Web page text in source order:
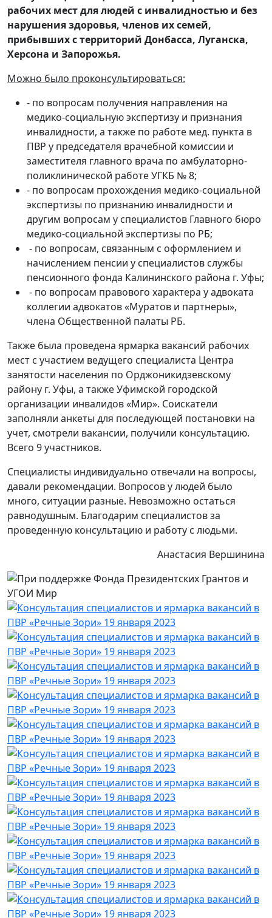
рабочих мест для людей с инвалидностью и без
нарушения здоровья, членов их семей,
прибывших с территорий Донбасса, Луганска,
Херсона и Запорожья.
Можно было проконсультироваться:
- по вопросам получения направления на
медико-социальную экспертизу и признания
инвалидности, а также по работе мед. пункта в
ПВР у председателя врачебной комиссии и
заместителя главного врача по амбулаторно-
поликлинической работе УГКБ № 8;
- по вопросам прохождения медико-социальной
экспертизы по признанию инвалидности и
другим вопросам у специалистов Главного бюро
медико-социальной экспертизы по РБ;
- по вопросам, связанным с оформлением и
начислением пенсии у специалистов службы
пенсионного фонда Калининского района г. Уфы;
- по вопросам правового характера у адвоката
коллегии адвокатов «Муратов и партнеры»,
члена Общественной палаты РБ.
Также была проведена ярмарка вакансий рабочих
мест с участием ведущего специалиста Центра
занятости населения по Орджоникидзевскому
району г. Уфы, а также Уфимской городской
организации инвалидов «Мир». Соискатели
заполняли анкеты для последующей постановки на
учет, смотрели вакансии, получили консультацию.
Всего 9 участников.
Специалисты индивидуально отвечали на вопросы,
давали рекомендации. Вопросов у людей было
много, ситуации разные. Невозможно остаться
равнодушным. Благодарим специалистов за
проведенную консультацию и работу с людьми.
Анастасия Вершинина